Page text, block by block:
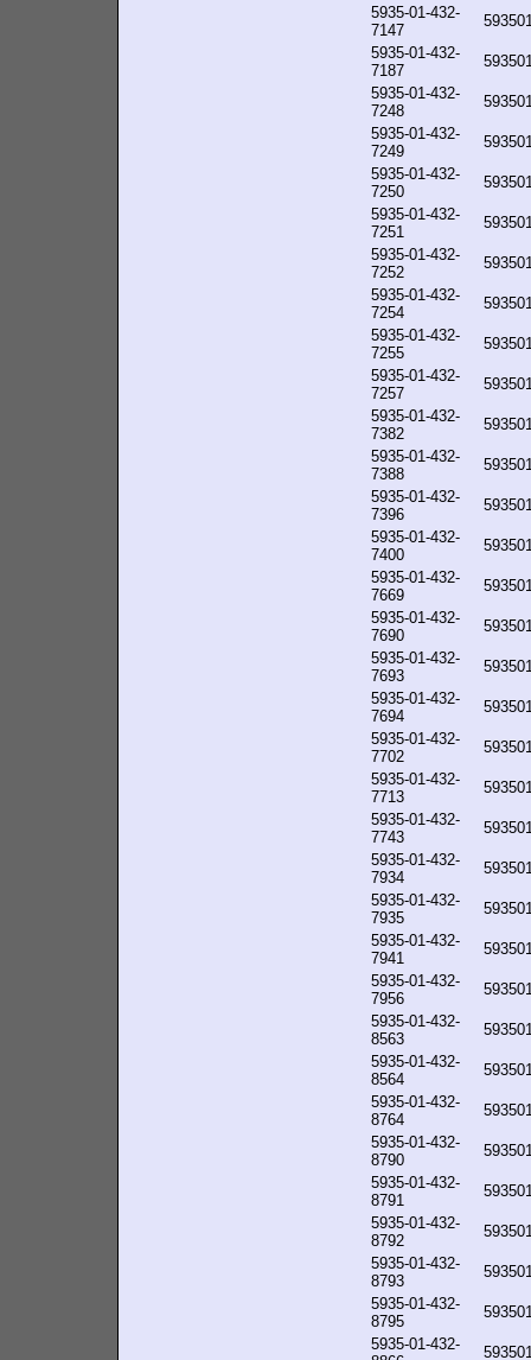
5935-01-432-
7147
5935-01-432-
7187
5935-01-432-
7248
5935-01-432-
7249
5935-01-432-
7250
5935-01-432-
7251
5935-01-432-
7252
5935-01-432-
7254
5935-01-432-
7255
5935-01-432-
7257
5935-01-432-
7382
5935-01-432-
7388
5935-01-432-
7396
5935-01-432-
7400
5935-01-432-
7669
5935-01-432-
7690
5935-01-432-
7693
5935-01-432-
7694
5935-01-432-
7702
5935-01-432-
7713
5935-01-432-
7743
5935-01-432-
7934
5935-01-432-
7935
5935-01-432-
7941
5935-01-432-
7956
5935-01-432-
8563
5935-01-432-
8564
5935-01-432-
8764
5935-01-432-
8790
5935-01-432-
8791
5935-01-432-
8792
5935-01-432-
8793
5935-01-432-
8795
5935-01-432-